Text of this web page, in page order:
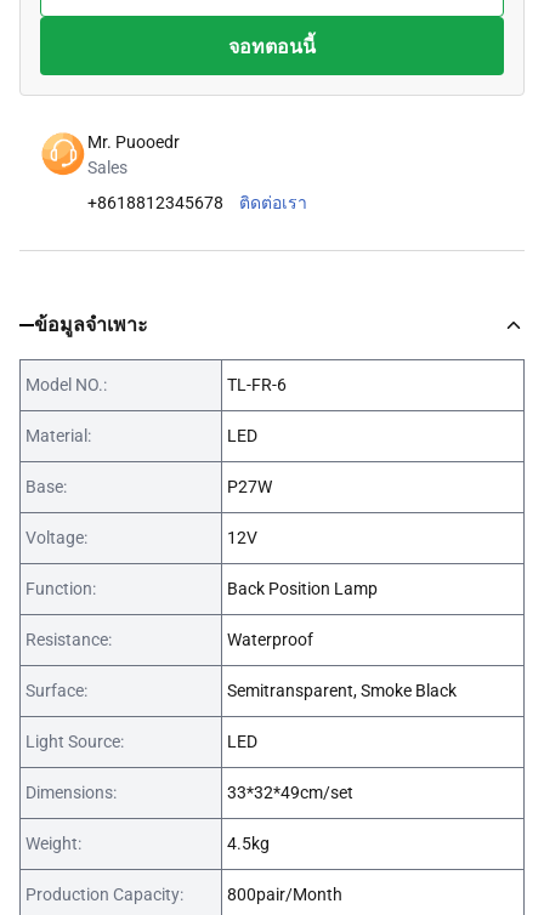
จอทตอนนี้
Mr. Puooedr
Sales
+8618812345678
ติดต่อเรา
ข้อมูลจำเพาะ
Model NO.: TL-FR-6
Material: LED
Base: P27W
Voltage: 12V
Function: Back Position Lamp
Resistance: Waterproof
Surface: Semitransparent, Smoke Black
Light Source: LED
Dimensions: 33*32*49cm/set
Weight: 4.5kg
Production Capacity: 800pair/Month